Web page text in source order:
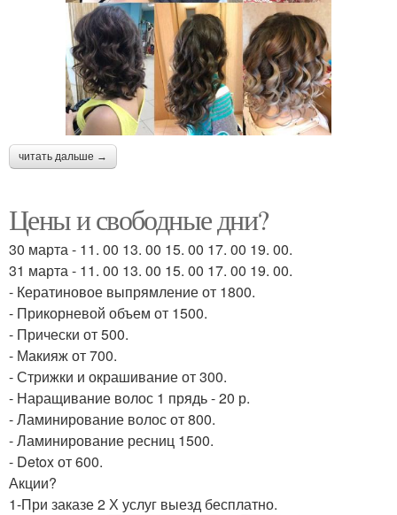
читать дальше →
Цены и свободные дни?
30 марта - 11. 00 13. 00 15. 00 17. 00 19. 00.
31 марта - 11. 00 13. 00 15. 00 17. 00 19. 00.
- Кератиновое выпрямление от 1800.
- Прикорневой объем от 1500.
- Прически от 500.
- Макияж от 700.
- Стрижки и окрашивание от 300.
- Наращивание волос 1 прядь - 20 р.
- Ламинирование волос от 800.
- Ламинирование ресниц 1500.
- Detox от 600.
Акции?
1-При заказе 2 Х услуг выезд бесплатно.